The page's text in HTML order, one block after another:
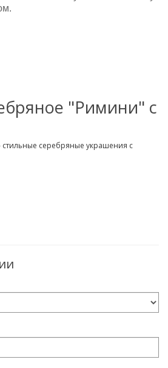
"Римини" с
стильные серебряные украшения с